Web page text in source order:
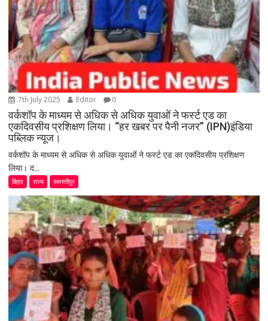
7th July 2025 Editor 0
वर्कशॉप के माध्यम से अधिक से अधिक युवाओं ने फर्स्ट एड का
एकदिवसीय प्रशिक्षण लिया। “हर खबर पर पैनी नजर” (IPN)इंडिया
पब्लिक न्यूज।
वर्कशॉप के माध्यम से अधिक से अधिक युवाओं ने फर्स्ट एड का एकदिवसीय प्रशिक्षण
लिया। द...
बिहार राज्य समस्तीपुर